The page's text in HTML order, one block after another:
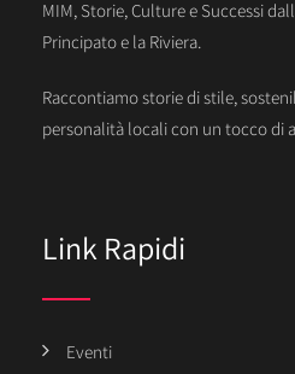
MIM, Storie, Culture e Successi
Principato e la Riviera.
Raccontiamo storie di stile,
personalità locali con un tocco di
Link Rapidi
Eventi